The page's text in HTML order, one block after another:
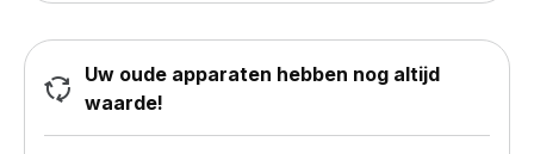
Uw oude apparaten hebben nog altijd
waarde!